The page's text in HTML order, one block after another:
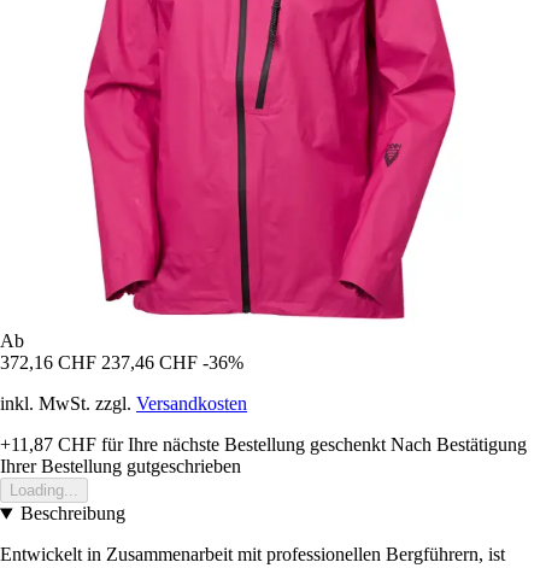
Ab
372,16 CHF 237,46 CHF -36%
inkl. MwSt. zzgl. Versandkosten
+11,87 CHF für Ihre nächste Bestellung geschenkt Nach Bestätigung
Ihrer Bestellung gutgeschrieben
Loading...
Beschreibung
Entwickelt in Zusammenarbeit mit professionellen Bergführern, ist